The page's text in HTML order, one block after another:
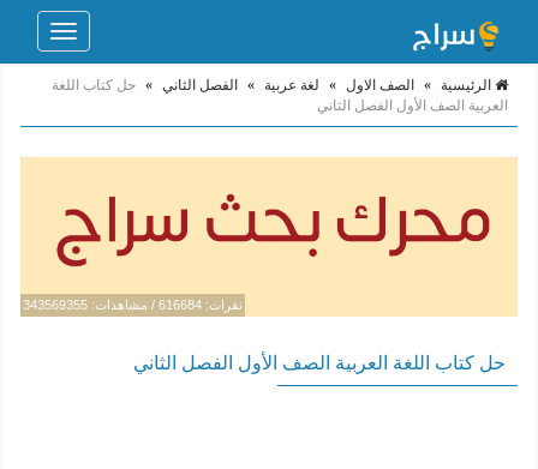
Toggle
الرئيسية » الصف الاول » لغة عربية » الفصل الثاني » حل كتاب اللغة
العربية الصف الأول الفصل الثاني
نقرات: 616684 / مشاهدات: 343569355
حل كتاب اللغة العربية الصف الأول الفصل الثاني